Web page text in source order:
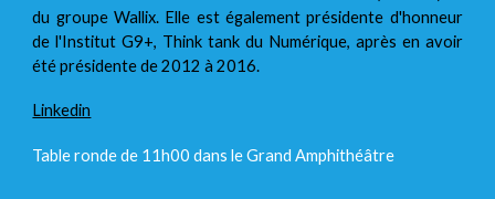
du groupe Wallix. Elle est également présidente d'honneur
de l'Institut G9+, Think tank du Numérique, après en avoir
été présidente de 2012 à 2016.
Linkedin
Table ronde de 11h00dans le Grand Amphithéâtre